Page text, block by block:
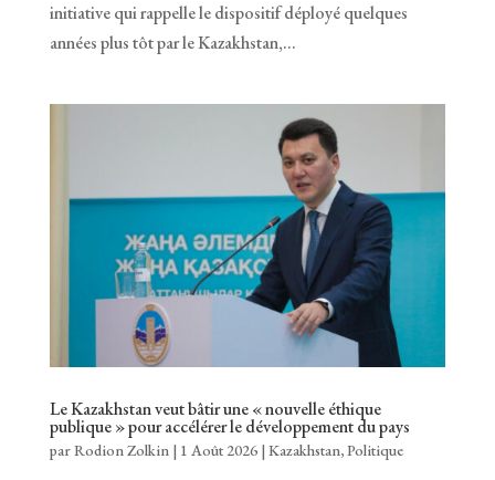
initiative qui rappelle le dispositif déployé quelques
années plus tôt par le Kazakhstan,...
Le Kazakhstan veut bâtir une « nouvelle éthique
publique » pour accélérer le développement du pays
parRodion Zolkin| 1 Août 2026| Kazakhstan,Politique